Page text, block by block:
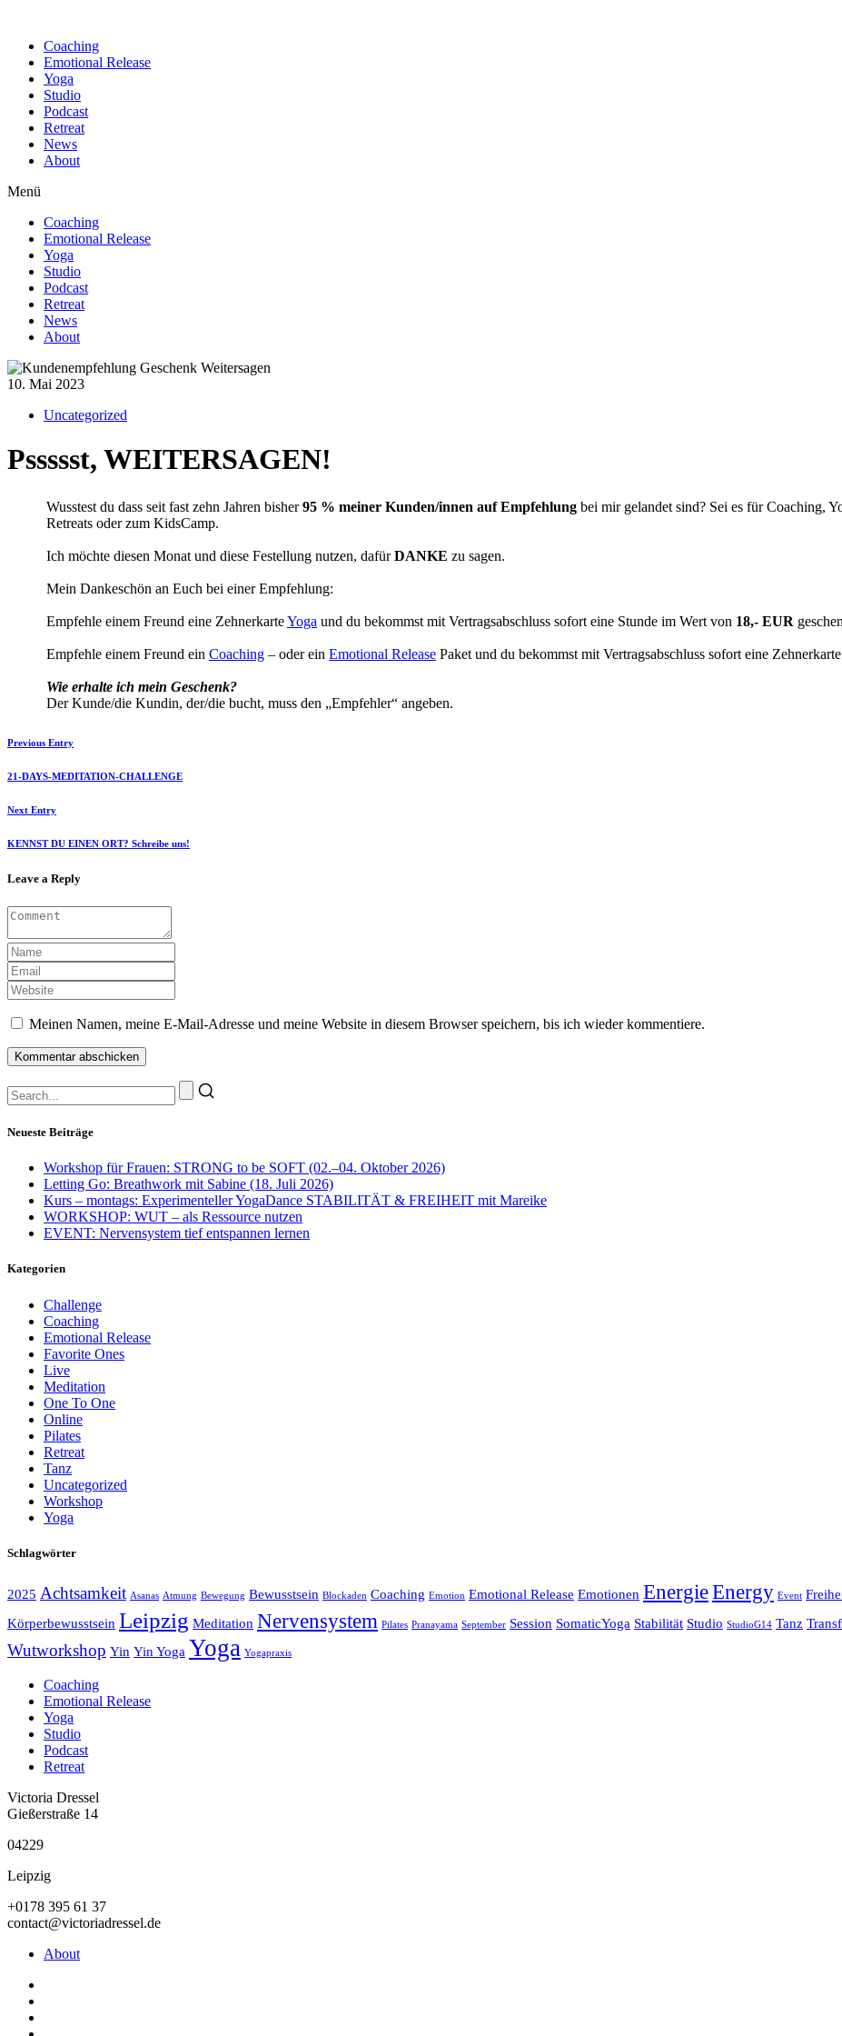
Coaching
Emotional Release
Yoga
Studio
Podcast
Retreat
News
About
Menü
Coaching
Emotional Release
Yoga
Studio
Podcast
Retreat
News
About
10. Mai 2023
Uncategorized
Pssssst, WEITERSAGEN!
Wusstest du dass seit fast zehn Jahren bisher95 % meiner Kunden/innen auf Empfehlung bei mir gelandet sind? Sei es für Coaching,
Retreats oder zum KidsCamp.
Ich möchte diesen Monat und diese Festellung nutzen, dafürDANKE zu sagen.
Mein Dankeschön an Euch bei einer Empfehlung:
Empfehle einem Freund eine ZehnerkarteYoga und du bekommst mit Vertragsabschluss sofort eine Stunde im Wert von 18,- EUR
Empfehle einem Freund ein Coaching – oder ein Emotional Release Paket und du bekommst mit Vertragsabschluss sofort eine
Wie erhalte ich mein Geschenk?
Der Kunde/die Kundin, der/die bucht, muss den „Empfehler“ angeben.
Previous Entry
21-DAYS-MEDITATION-CHALLENGE
Next Entry
KENNST DU EINEN ORT? Schreibe uns!
Leave a Reply
Meinen Namen, meine E-Mail-Adresse und meine Website in diesem Browser speichern, bis ich wieder kommentiere.
Neueste Beiträge
Workshop für Frauen: STRONG to be SOFT (02.–04. Oktober 2026)
Letting Go: Breathwork mit Sabine (18. Juli 2026)
Kurs – montags: Experimenteller YogaDance STABILITÄT & FREIHEIT mit Mareike
WORKSHOP: WUT – als Ressource nutzen
EVENT: Nervensystem tief entspannen lernen
Kategorien
Challenge
Coaching
Emotional Release
Favorite Ones
Live
Meditation
One To One
Online
Pilates
Retreat
Tanz
Uncategorized
Workshop
Yoga
Schlagwörter
2025 Achtsamkeit Asanas Atmung Bewegung Bewusstsein Blockaden Coaching Emotion Emotional Release Emotionen EnergieEnergy Event
Körperbewusstsein Leipzig Meditation Nervensystem Pilates Pranayama September Session SomaticYoga Stabilität Studio StudioG14 Tanz
Wutworkshop Yin Yin Yoga Yoga Yogapraxis
Coaching
Emotional Release
Yoga
Studio
Podcast
Retreat
Victoria Dressel
Gießerstraße 14
04229
Leipzig
+0178 395 61 37
contact@victoriadressel.de
About